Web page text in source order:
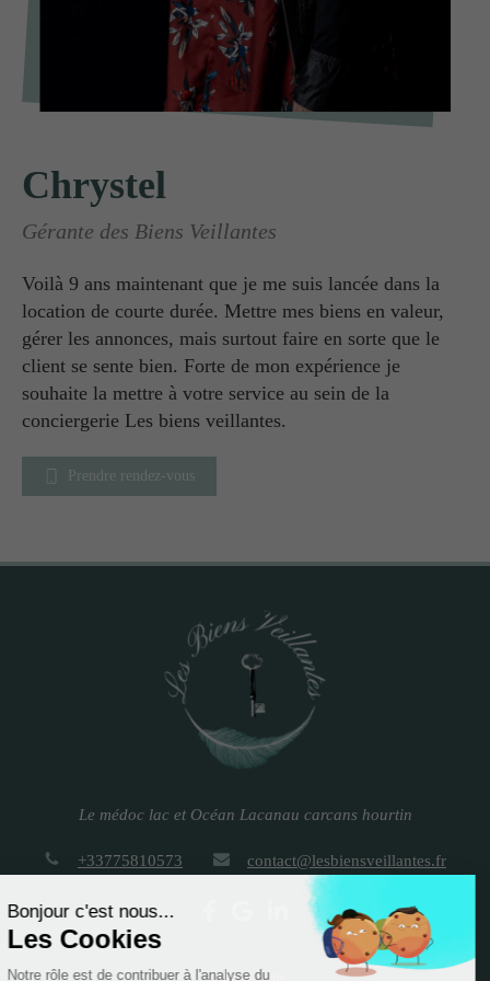
Chrystel
Gérante des Biens Veillantes
Voilà 9 ans maintenant que je me suis lancée dans la
location de courte durée. Mettre mes biens en valeur,
gérer les annonces, mais surtout faire en sorte que le
client se sente bien. Forte de mon expérience je
souhaite la mettre à votre service au sein de la
conciergerie Les biens veillantes.
Prendre rendez-vous
Le médoc lac et Océan Lacanau carcans hourtin
+33775810573 contact@lesbiensveillantes.fr
Plan du site
Email
Téléphone
Envoyer